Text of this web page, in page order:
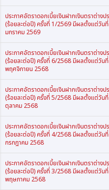
ประกาศอัตราดอกเบี้ยเงินฝากเงินตราต่างป
(ร้อยละต่อปี) ครั้งที่ 1/2569 มีผลตั้งแต่วันที่
มกราคม 2569
ประกาศอัตราดอกเบี้ยเงินฝากเงินตราต่างป
(ร้อยละต่อปี) ครั้งที่ 6/2568 มีผลตั้งแต่วัน
พฤศจิกายน 2568
ประกาศอัตราดอกเบี้ยเงินฝากเงินตราต่างป
(ร้อยละต่อปี) ครั้งที่ 5/2568 มีผลตั้งแต่วันที่
ตุลาคม 2568
ประกาศอัตราดอกเบี้ยเงินฝากเงินตราต่างป
(ร้อยละต่อปี) ครั้งที่ 4/2568 มีผลตั้งแต่วันที่
กรกฎาคม 2568
ประกาศอัตราดอกเบี้ยเงินฝากเงินตราต่างป
(ร้อยละต่อปี) ครั้งที่ 3/2568 มีผลตั้งแต่วัน
พฤษภาคม 2568